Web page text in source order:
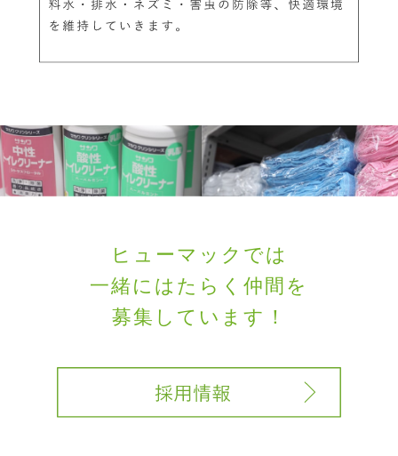
ヒューマックでは
一緒にはたらく 仲間を
募集しています！